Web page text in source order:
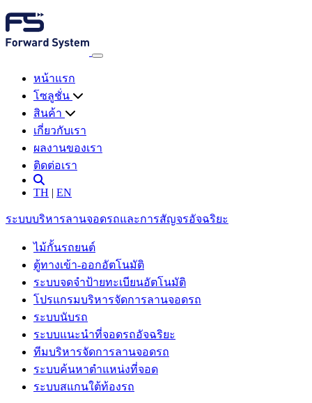
หน้าแรก
โซลูชั่น
สินค้า
เกี่ยวกับเรา
ผลงานของเรา
ติดต่อเรา
TH | EN
ระบบบริหารลานจอดรถและการสัญจรอัจฉริยะ
ไม้กั้นรถยนต์
ตู้ทางเข้า-ออกอัตโนมัติ
ระบบจดจำป้ายทะเบียนอัตโนมัติ
โปรแกรมบริหารจัดการลานจอดรถ
ระบบนับรถ
ระบบแนะนำที่จอดรถอัจฉริยะ
ทีมบริหารจัดการลานจอดรถ
ระบบค้นหาตำแหน่งที่จอด
ระบบสแกนใต้ท้องรถ